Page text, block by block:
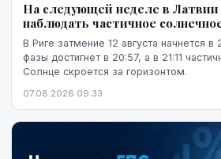
На следующей неделе в
наблюдать частичное
В Риге затмение 12 августа начнется
фазы достигнет в 20:57, а в 21:11
Солнце скроется за горизонтом.
07.08.2026 09:33